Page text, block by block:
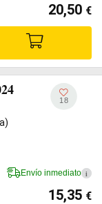
20,50 €
18
Envío inmediato i
15,35 €